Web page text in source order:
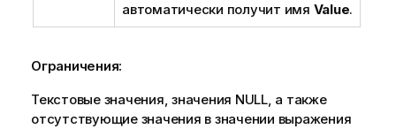
автоматически получит имя Value.
Ограничения:
Текстовые значения, значения NULL, а также
отсутствующие значения в значении выражения